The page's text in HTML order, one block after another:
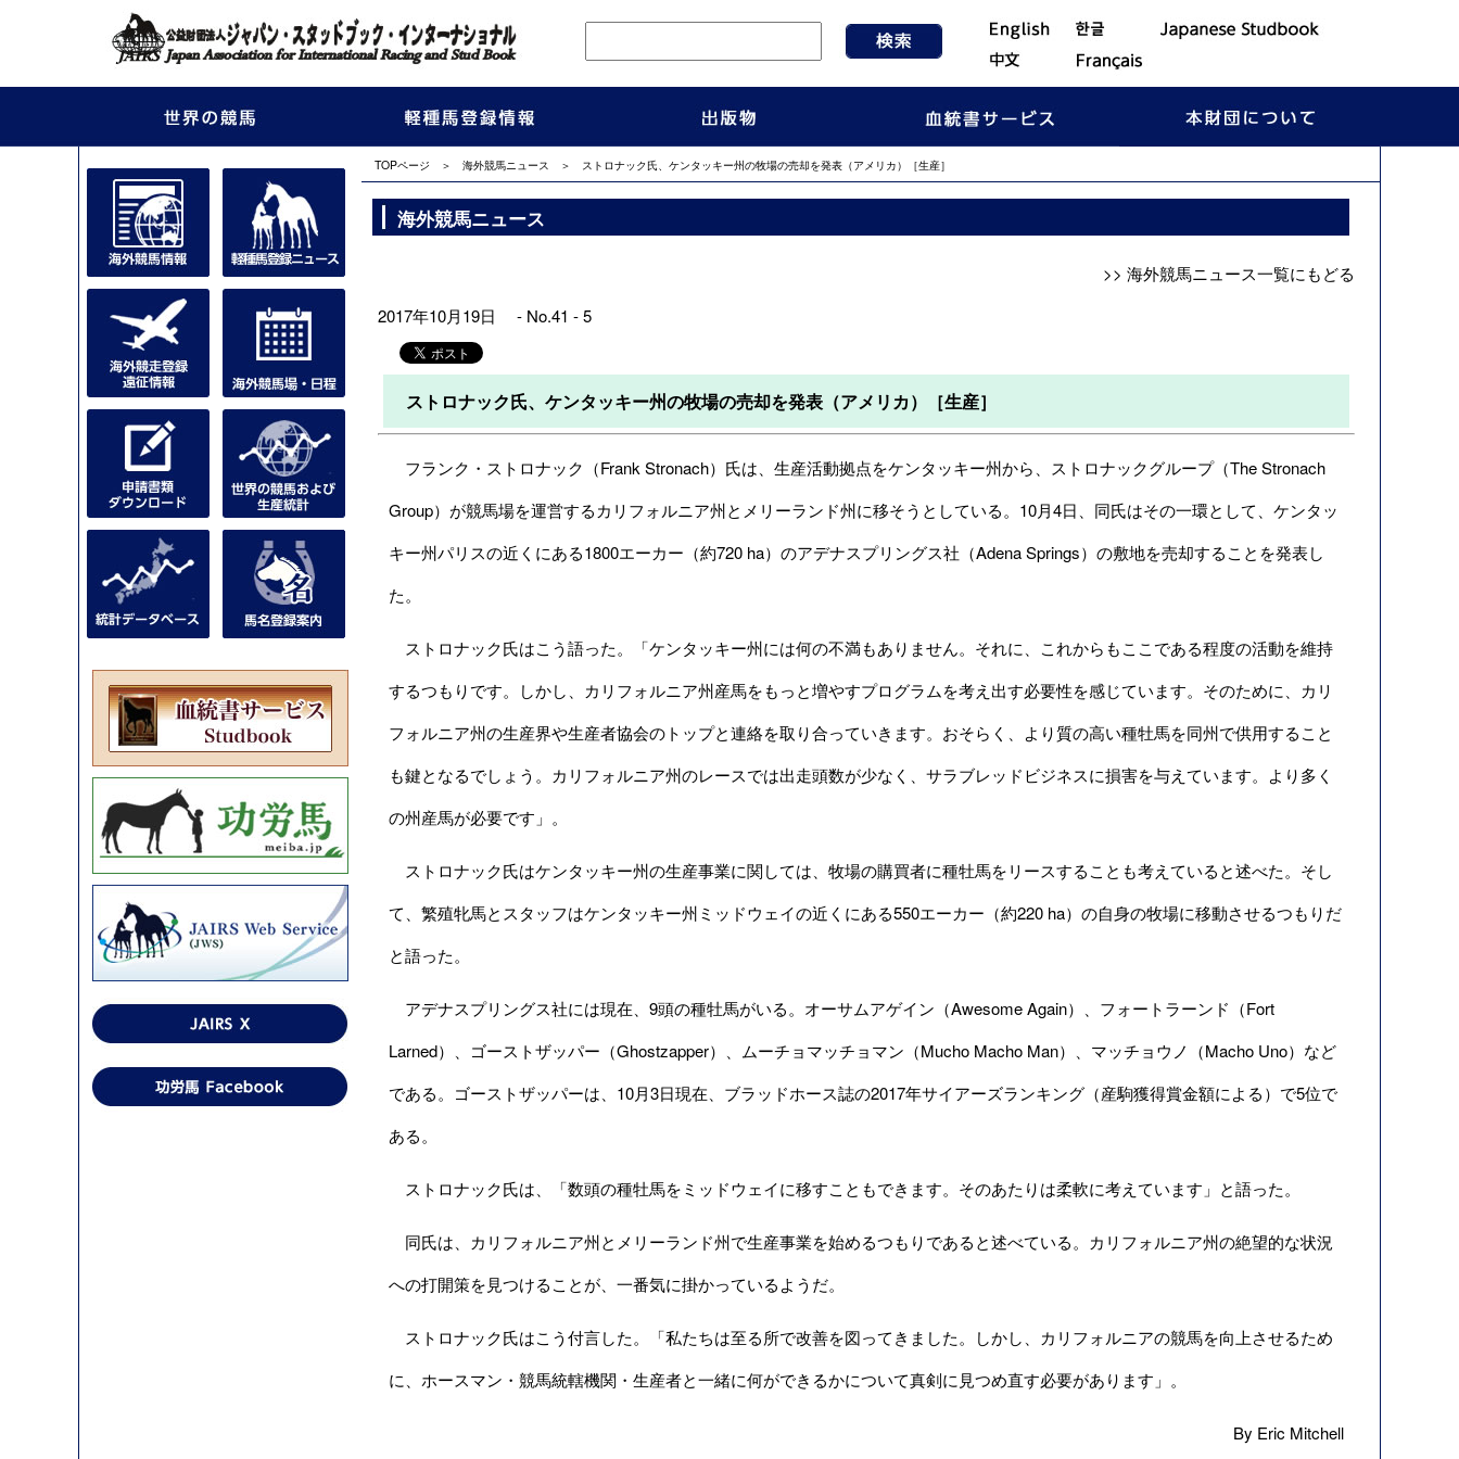
TOPページ ＞ 海外競馬ニュース ＞ ストロナック氏、ケンタッキー州の牧場の売却を発表（アメリカ）［生産］
海外競馬ニュース
>> 海外競馬ニュース一覧にもどる
2017年10月19日 - No.41 - 5
ストロナック氏、ケンタッキー州の牧場の売却を発表（アメリカ）［生産］
フランク・ストロナック（Frank Stronach）氏は、生産活動拠点をケンタッキー州から、ストロナックグループ（The Stronach
Group）が競馬場を運営するカリフォルニア州とメリーランド州に移そうとしている。10月4日、同氏はその一環として、ケンタッ
キー州パリスの近くにある1800エーカー（約720 ha）のアデナスプリングス社（Adena Springs）の敷地を売却することを発表し
た。
ストロナック氏はこう語った。「ケンタッキー州には何の不満もありません。それに、これからもここである程度の活動を維持
するつもりです。しかし、カリフォルニア州産馬をもっと増やすプログラムを考え出す必要性を感じています。そのために、カリ
フォルニア州の生産界や生産者協会のトップと連絡を取り合っていきます。おそらく、より質の高い種牡馬を同州で供用すること
も鍵となるでしょう。カリフォルニア州のレースでは出走頭数が少なく、サラブレッドビジネスに損害を与えています。より多く
の州産馬が必要です」。
ストロナック氏はケンタッキー州の生産事業に関しては、牧場の購買者に種牡馬をリースすることも考えていると述べた。そし
て、繁殖牝馬とスタッフはケンタッキー州ミッドウェイの近くにある550エーカー（約220 ha）の自身の牧場に移動させるつもりだ
と語った。
アデナスプリングス社には現在、9頭の種牡馬がいる。オーサムアゲイン（Awesome Again）、フォートラーンド（Fort
Larned）、ゴーストザッパー（Ghostzapper）、ムーチョマッチョマン（Mucho Macho Man）、マッチョウノ（Macho Uno）など
である。ゴーストザッパーは、10月3日現在、ブラッドホース誌の2017年サイアーズランキング（産駒獲得賞金額による）で5位で
ある。
ストロナック氏は、「数頭の種牡馬をミッドウェイに移すこともできます。そのあたりは柔軟に考えています」と語った。
同氏は、カリフォルニア州とメリーランド州で生産事業を始めるつもりであると述べている。カリフォルニア州の絶望的な状況
への打開策を見つけることが、一番気に掛かっているようだ。
ストロナック氏はこう付言した。「私たちは至る所で改善を図ってきました。しかし、カリフォルニアの競馬を向上させるため
に、ホースマン・競馬統轄機関・生産者と一緒に何ができるかについて真剣に見つめ直す必要があります」。
By Eric Mitchell